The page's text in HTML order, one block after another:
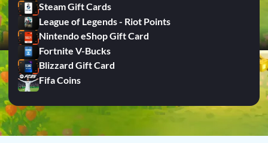
Steam Gift Cards
League of Legends - Riot Points
Nintendo eShop Gift Card
Fortnite V-Bucks
Blizzard Gift Card
Fifa Coins